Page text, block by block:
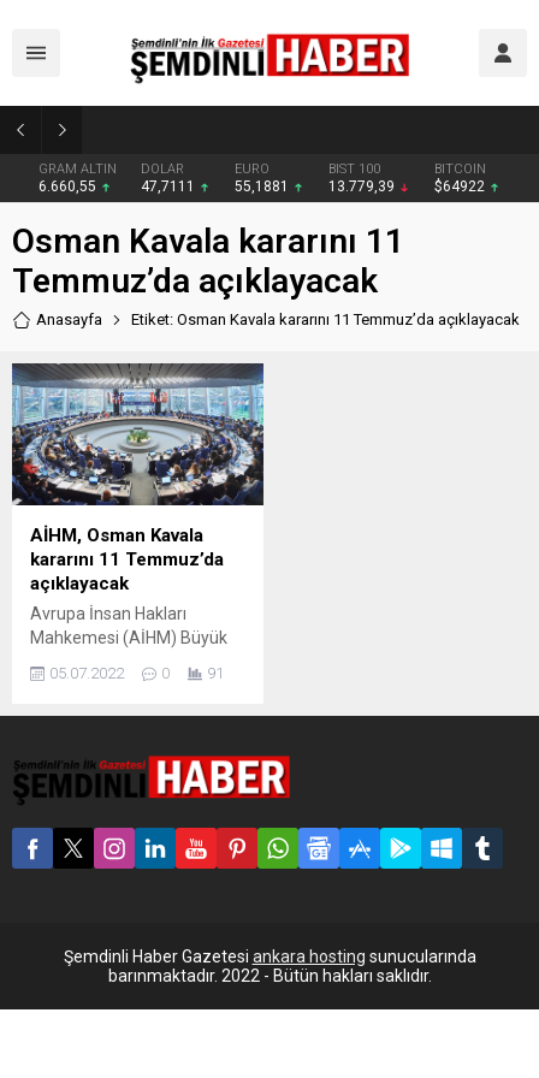
GRAM ALTIN
6.660,55
DOLAR
47,7111
EURO
55,1881
BIST 100
13.779,39
BITCOIN
$64922
Osman Kavala kararını 11
Temmuz’da açıklayacak
Anasayfa Etiket: Osman Kavala kararını 11 Temmuz’da açıklayacak
AİHM, Osman Kavala
kararını 11 Temmuz’da
açıklayacak
Avrupa İnsan Hakları
Mahkemesi (AİHM) Büyük
Türkiye hakkındaki kararını
AİHM, Osman Kavala
kararını 11 Temmuz’da
açıklayacak. Karar oturumu
kamuya açık olacak. Yerel
saatle 11:00’de başlayacak
düzenlenecek. Avrupa
Konseyi Bakanlar Komitesi,
05.07.2022 0 91
Şemdinli Haber Gazetesi ankara hosting sunucularında
barınmaktadır. 2022 - Bütün hakları saklıdır.